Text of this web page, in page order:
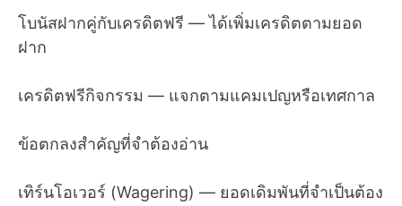
โบนัสฝากคู่กับเครดิตฟรี — ได้เพิ่มเครดิตตามยอด
ฝาก
เครดิตฟรีกิจกรรม — แจกตามแคมเปญหรือเทศกาล
ข้อตกลงสำคัญที่จำต้องอ่าน
เทิร์นโอเวอร์ (Wagering) — ยอดเดิมพันที่จำเป็นต้อง